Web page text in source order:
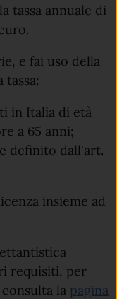
tassa annuale di
e fai uso della
tassa:
in Italia di età
a 65 anni;
definito dall'art.
insieme ad
requisiti, per
la pagina